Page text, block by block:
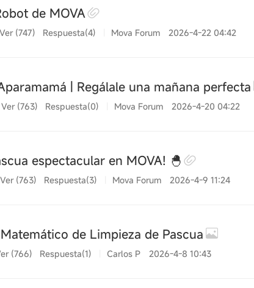
de MOVA
Ver (747) Respuesta(4) Mova Forum 2026-4-22 04:42
| Regálale una mañana perfecta
Ver (763) Respuesta(0) Mova Forum 2026-4-20 04:22
espectacular en MOVA! 🐣
Ver (763) Respuesta(3) Mova Forum 2026-4-9 11:24
de Limpieza de Pascua
(766) Respuesta(1) Carlos P 2026-4-8 10:43